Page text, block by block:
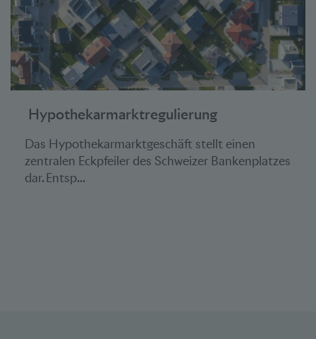
Hypothekarmarktregulierung
Das Hypothekarmarktgeschäft stellt einen
zentralen Eckpfeiler des Schweizer Bankenplatzes
dar. Entsp...